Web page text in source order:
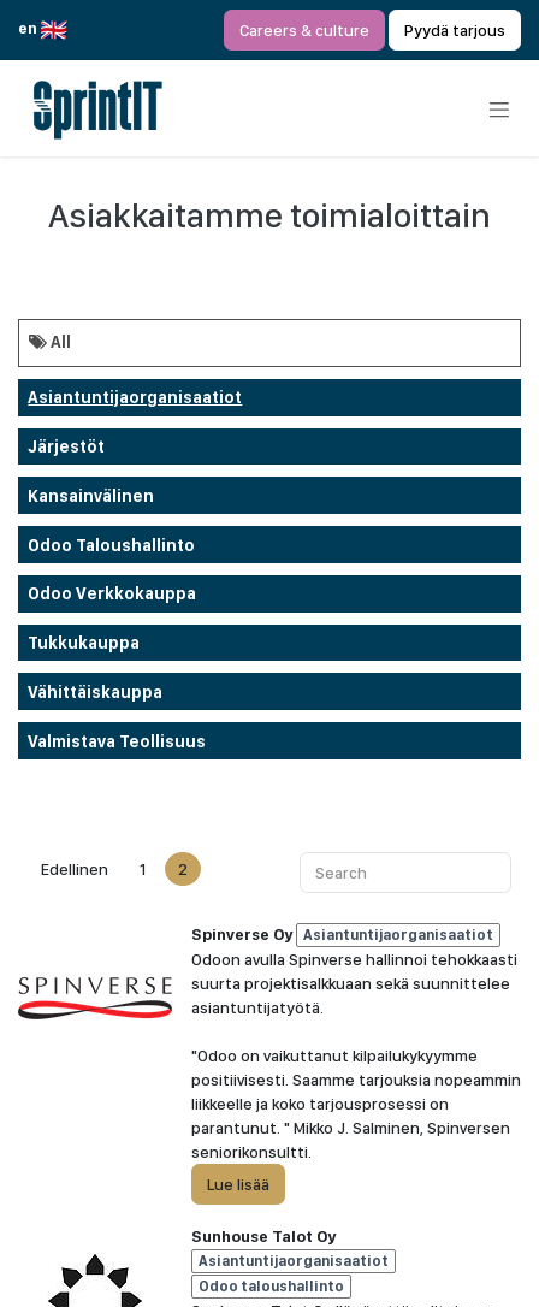
en
Careers & culture Pyydä tarjous
Asiakkaitamme toimialoittain
All
Asiantuntijaorganisaatiot
Järjestöt
Kansainvälinen
Odoo Taloushallinto
Odoo Verkkokauppa
Tukkukauppa
Vähittäiskauppa
Valmistava Teollisuus
Edellinen 1 2
Spinverse Oy Asiantuntijaorganisaatiot
Odoon avulla Spinverse hallinnoi tehokkaasti
suurta projektisalkkuaan sekä suunnittelee
asiantuntijatyötä.
"Odoo on vaikuttanut kilpailukykyymme
positiivisesti. Saamme tarjouksia nopeammin
liikkeelle ja koko tarjousprosessi on
parantunut. " Mikko J. Salminen, Spinversen
seniorikonsultti.
Lue lisää
Sunhouse Talot Oy
Asiantuntijaorganisaatiot
Odoo taloushallinto